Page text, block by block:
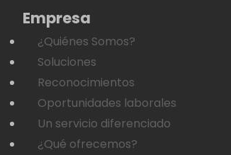
Empresa
¿Quiénes Somos?
Soluciones
Reconocimientos
Oportunidades laborales
Un servicio diferenciado
¿Qué ofrecemos?